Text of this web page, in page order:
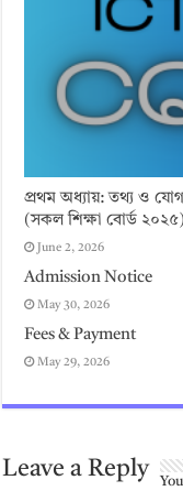
প্রথম অধ্যায়: তথ্য ও
(সকল শিক্ষা বোর্ড ২০২৫)
June 2, 2026
Admission Notice
May 30, 2026
Fees & Payment
May 29, 2026
Leave a Reply